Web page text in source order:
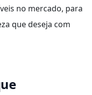
no mercado, para
que deseja com